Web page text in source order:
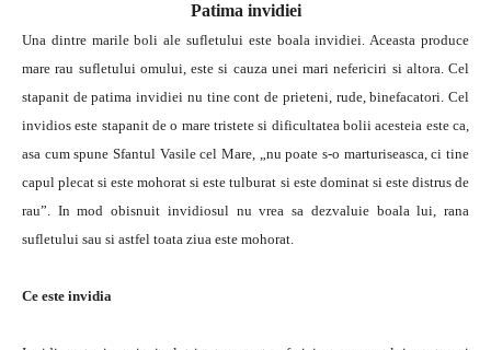
Patima invidiei
Una dintre marile boli ale sufletului este boala invidiei. Aceasta produce
mare rau sufletului omului, este si cauza unei mari nefericiri si altora. Cel
stapanit de patima invidiei nu tine cont de prieteni, rude, binefacatori. Cel
invidios este stapanit de o mare tristete si dificultatea bolii acesteia este ca,
asa cum spune Sfantul Vasile cel Mare, „nu poate s-o marturiseasca, ci tine
capul plecat si este mohorat si este tulburat si este dominat si este distrus de
rau”. In mod obisnuit invidiosul nu vrea sa dezvaluie boala lui, rana
sufletului sau si astfel toata ziua este mohorat.
Ce este invidia